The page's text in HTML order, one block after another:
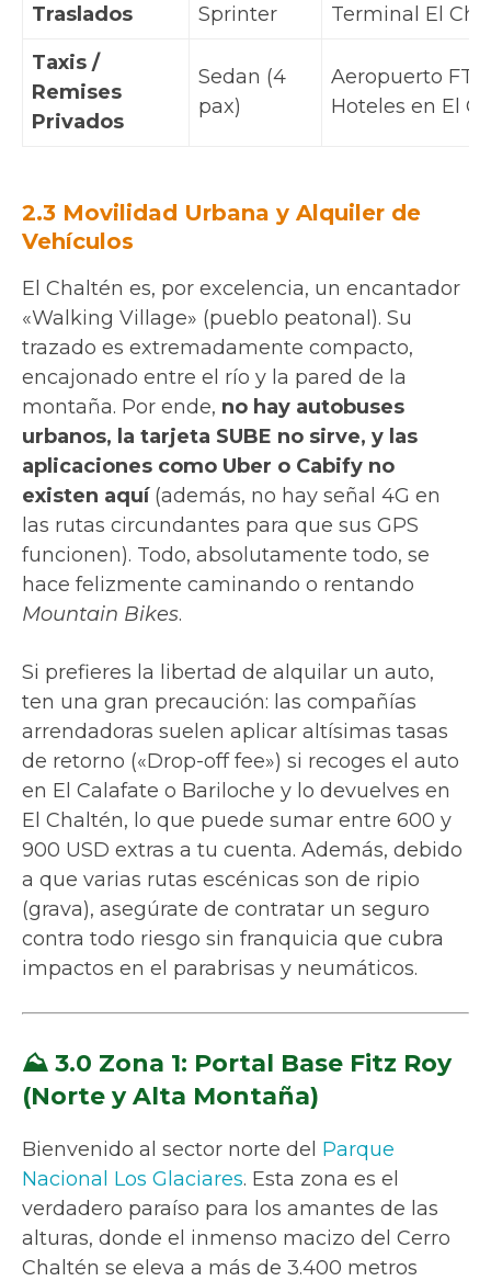
Traslados
Sprinter
Terminal El
Taxis /
Remises
Privados
Sedan (4
pax)
Aeropuerto FTE
Hoteles en El
2.3 Movilidad Urbana y Alquiler de
Vehículos
El Chaltén es, por excelencia, un encantador
«Walking Village» (pueblo peatonal). Su
trazado es extremadamente compacto,
encajonado entre el río y la pared de la
montaña. Por ende, no hay autobuses
urbanos, la tarjeta SUBE no sirve, y las
aplicaciones como Uber o Cabify no
existen aquí(además, no hay señal 4G en
las rutas circundantes para que sus GPS
funcionen). Todo, absolutamente todo, se
hace felizmente caminando o rentando
Mountain Bikes.
Si prefieres la libertad de alquilar un auto,
ten una gran precaución: las compañías
arrendadoras suelen aplicar altísimas tasas
de retorno («Drop-off fee») si recoges el auto
en El Calafate o Bariloche y lo devuelves en
El Chaltén, lo que puede sumar entre 600 y
900 USD extras a tu cuenta. Además, debido
a que varias rutas escénicas son de ripio
(grava), asegúrate de contratar un seguro
contra todo riesgo sin franquicia que cubra
impactos en el parabrisas y neumáticos.
⛰️ 3.0 Zona 1: Portal Base Fitz Roy
(Norte y Alta Montaña)
Bienvenido al sector norte del Parque
Nacional Los Glaciares. Esta zona es el
verdadero paraíso para los amantes de las
alturas, donde el inmenso macizo del Cerro
Chaltén se eleva a más de 3.400 metros